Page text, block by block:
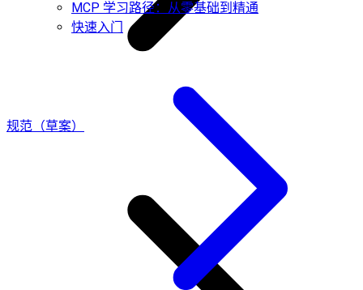
MCP 学习路径：从零基础到精通
快速入门
规范（草案）